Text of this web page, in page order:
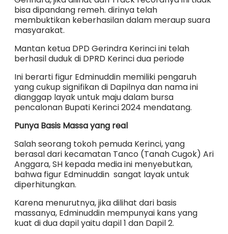
bisa dipandang remeh. dirinya telah
membuktikan keberhasilan dalam meraup suara
masyarakat.
Mantan ketua DPD Gerindra Kerinci ini telah
berhasil duduk di DPRD Kerinci dua periode
Ini berarti figur Edminuddin memiliki pengaruh
yang cukup signifikan di Dapilnya dan nama ini
dianggap layak untuk maju dalam bursa
pencalonan Bupati Kerinci 2024 mendatang.
Punya Basis Massa yang real
Salah seorang tokoh pemuda Kerinci, yang
berasal dari kecamatan Tanco (Tanah Cugok) Ari
Anggara, SH kepada media ini menyebutkan,
bahwa figur Edminuddin sangat layak untuk
diperhitungkan.
Karena menurutnya, jika dilihat dari basis
massanya, Edminuddin mempunyai kans yang
kuat di dua dapil yaitu dapil 1 dan Dapil 2.